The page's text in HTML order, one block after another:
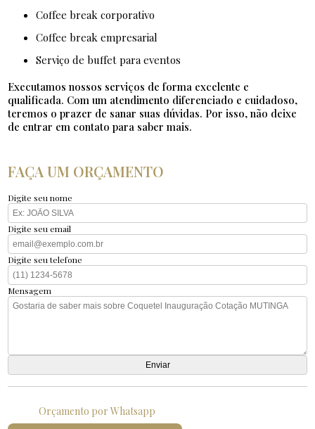
coffee break corporativo
coffee break empresarial
serviço de buffet para eventos
Executamos nossos serviços de forma excelente e
qualificada. Com um atendimento diferenciado e cuidadoso,
teremos o prazer de sanar suas dúvidas. Por isso, não deixe
de entrar em contato para saber mais.
FAÇA UM ORÇAMENTO
Digite seu nome
Digite seu email
Digite seu telefone
Mensagem
Orçamento por Whatsapp